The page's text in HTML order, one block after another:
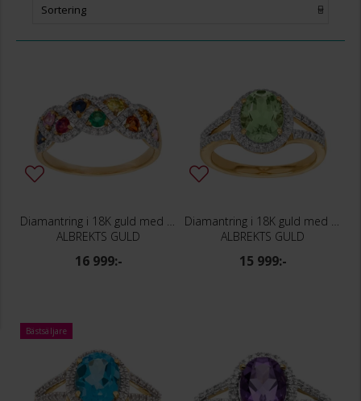
Sortering
Diamantring i 18K guld med ädelstenar
ALBREKTS GULD
16 999:-
Diamantring i 18K guld med peridot
ALBREKTS GULD
15 999:-
Bästsäljare